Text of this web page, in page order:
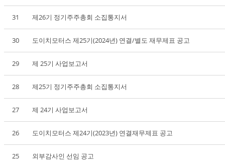
31 제26기 정기주주총회 소집통지서
30 도이치모터스 제25기(2024년) 연결/별도 재무제표 공고
29 제 25기 사업보고서
28 제25기 정기주주총회 소집통지서
27 제 24기 사업보고서
26 도이치모터스 제24기(2023년) 연결재무제표 공고
25 외부감사인 선임 공고